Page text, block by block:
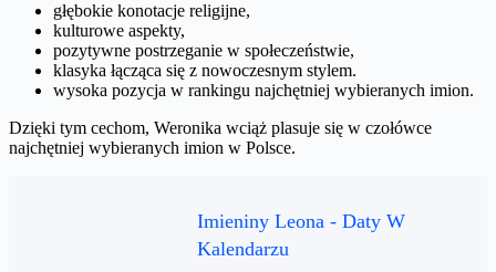
głębokie konotacje religijne,
kulturowe aspekty,
pozytywne postrzeganie w społeczeństwie,
klasyka łącząca się z nowoczesnym stylem.
wysoka pozycja w rankingu najchętniej wybieranych imion.
Dzięki tym cechom, Weronika wciąż plasuje się w czołówce
najchętniej wybieranych imion w Polsce.
Imieniny Leona - Daty W
Kalendarzu